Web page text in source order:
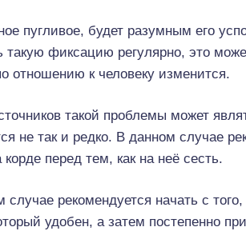
пугливое, будет разумным его
такую фиксацию регулярно, это
отношению к человеку изменится.
такой проблемы может
не так и редко. В данном случае
перед тем, как на неё сесть.
случае рекомендуется начать с
удобен, а затем постепенно